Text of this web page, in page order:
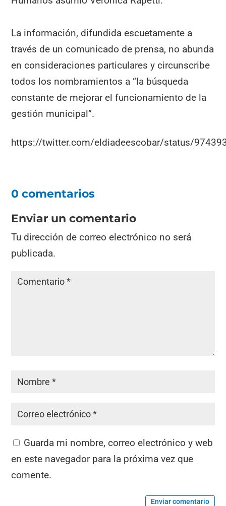
La información, difundida escuetamente a
través de un comunicado de prensa, no abunda
en consideraciones particulares y circunscribe
todos los nombramientos a “la búsqueda
constante de mejorar el funcionamiento de la
gestión municipal”.
https://twitter.com/eldiadeescobar/status/
0 comentarios
Enviar un comentario
Tu dirección de correo electrónico no será
publicada.
Guarda mi nombre, correo electrónico y web
en este navegador para la próxima vez que
comente.
Enviar comentario